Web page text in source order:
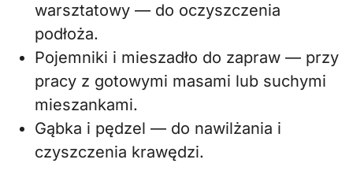
warsztatowy — do oczyszczenia
podłoża.
Pojemniki i mieszadło do zapraw — przy
pracy z gotowymi masami lub suchymi
mieszankami.
Gąbka i pędzel — do nawilżania i
czyszczenia krawędzi.